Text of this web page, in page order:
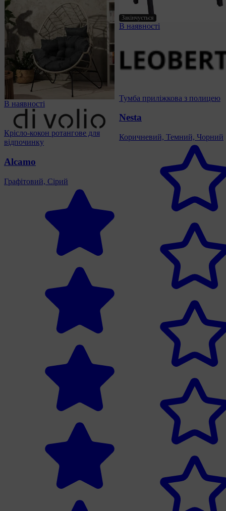
В наявності
Крісло-кокон ротангове для
відпочинку
Alcamo
Графітовий, Сірий
Закінчується
В наявності
Тумба приліжкова з полицею
Nesta
Коричневий, Темний, Чорний